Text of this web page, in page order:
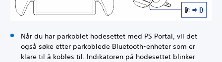
Når du har parkoblet hodesettet med PS Portal, vil det
også søke etter parkoblede Bluetooth-enheter som er
klare til å kobles til. Indikatoren på hodesettet blinker